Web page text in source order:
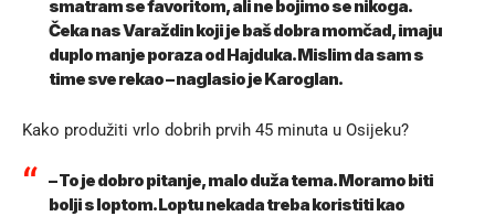
smatram se favoritom, ali ne bojimo se nikoga.
Čeka nas Varaždin koji je baš dobra momčad, imaju
duplo manje poraza od Hajduka. Mislim da sam s
time sve rekao – naglasio je Karoglan.
Kako produžiti vrlo dobrih prvih 45 minuta u Osijeku?
– To je dobro pitanje, malo duža tema. Moramo biti
bolji s loptom. Loptu nekada treba koristiti kao